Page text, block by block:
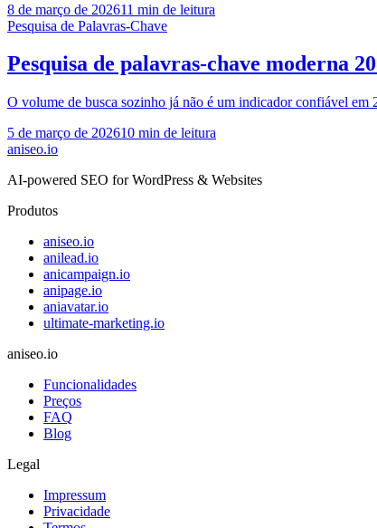
8 de março de 202611 min de leitura
Pesquisa de Palavras-Chave
Pesquisa de palavras-chave moderna
O volume de busca sozinho já não é um indicador confiável em
5 de março de 202610 min de leitura
aniseo.io
AI-powered SEO for WordPress & Websites
Produtos
aniseo.io
anilead.io
anicampaign.io
anipage.io
aniavatar.io
ultimate-marketing.io
aniseo.io
Funcionalidades
Preços
FAQ
Blog
Legal
Impressum
Privacidade